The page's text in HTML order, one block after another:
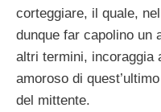
corteggiare, il quale,
dunque far capolino un
altri termini, incoraggia
amoroso di
del mittente.